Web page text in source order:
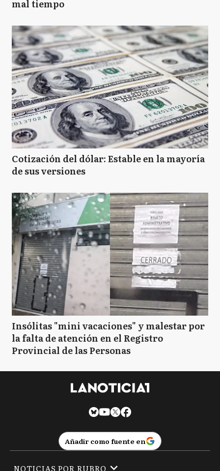
mal tiempo
Cotización del dólar: Estable en la mayoría
de sus versiones
Insólitas "mini vacaciones" y malestar por
la falta de atención en el Registro
Provincial de las Personas
Añadir como fuente en
NOTICIAS POR RUBRO